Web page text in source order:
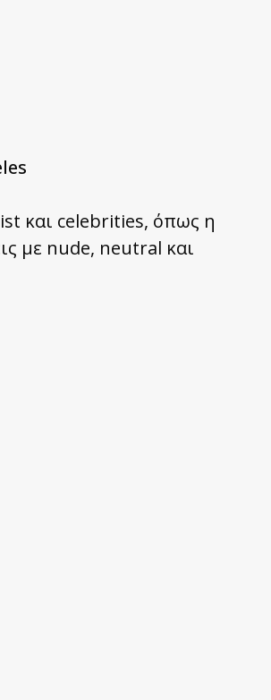
και celebrities, όπως η
με nude, neutral και